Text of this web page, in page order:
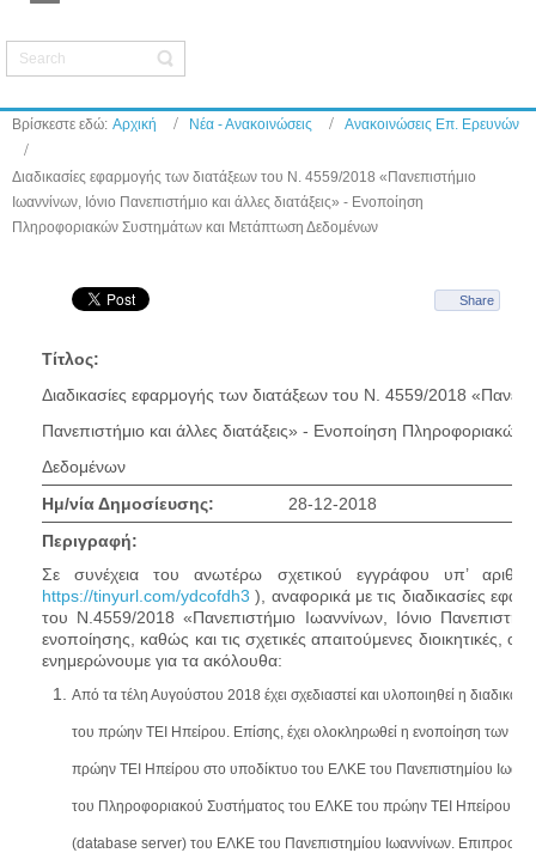
Βρίσκεστε εδώ: Αρχική Νέα - Ανακοινώσεις Ανακοινώσεις Επ. Ερευνών
Διαδικασίες εφαρμογής των διατάξεων του Ν. 4559/2018 «Πανεπιστήμιο
Ιωαννίνων, Ιόνιο Πανεπιστήμιο και άλλες διατάξεις» - Ενοποίηση
Πληροφοριακών Συστημάτων και Μετάπτωση Δεδομένων
Share
Τίτλος:
Διαδικασίες εφαρμογής των διατάξεων του Ν. 4559/2018
Πανεπιστήμιο και άλλες διατάξεις» - Ενοποίηση
Δεδομένων
Ημ/νία Δημοσίευσης:
28-12-2018
Περιγραφή:
Σε συνέχεια του ανωτέρω σχετικού εγγράφου υπ’
https://tinyurl.com/ydcofdh3 ), αναφορικά με τις διαδικασίες
του Ν.4559/2018 «Πανεπιστήμιο Ιωαννίνων, Ιόνιο
ενοποίησης, καθώς και τις σχετικές απαιτούμενες διοικητικές,
ενημερώνουμε για τα ακόλουθα:
Από τα τέλη Αυγούστου 2018 έχει σχεδιαστεί και υλοποιηθεί η
του πρώην ΤΕΙ Ηπείρου. Επίσης, έχει ολοκληρωθεί η ενοποίηση των
πρώην ΤΕΙ Ηπείρου στο υποδίκτυο του ΕΛΚΕ του Πανεπιστημίου
του Πληροφοριακού Συστήματος του ΕΛΚΕ του πρώην ΤΕΙ Ηπείρου
(database server) του ΕΛΚΕ του Πανεπιστημίου Ιωαννίνων.